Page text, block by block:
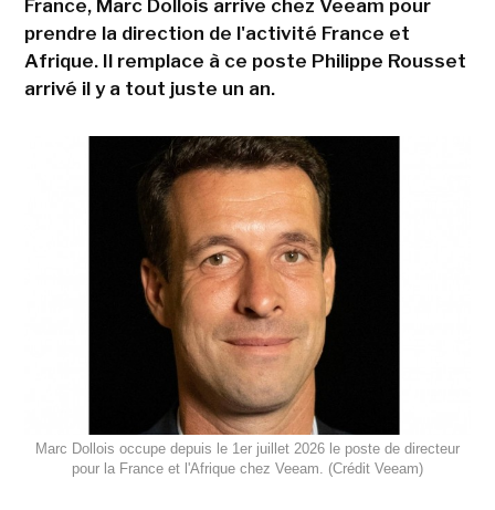
France, Marc Dollois arrive chez Veeam pour
prendre la direction de l'activité France et
Afrique. Il remplace à ce poste Philippe Rousset
arrivé il y a tout juste un an.
Marc Dollois occupe depuis le 1er juillet 2026 le poste de directeur
pour la France et l'Afrique chez Veeam. (Crédit Veeam)